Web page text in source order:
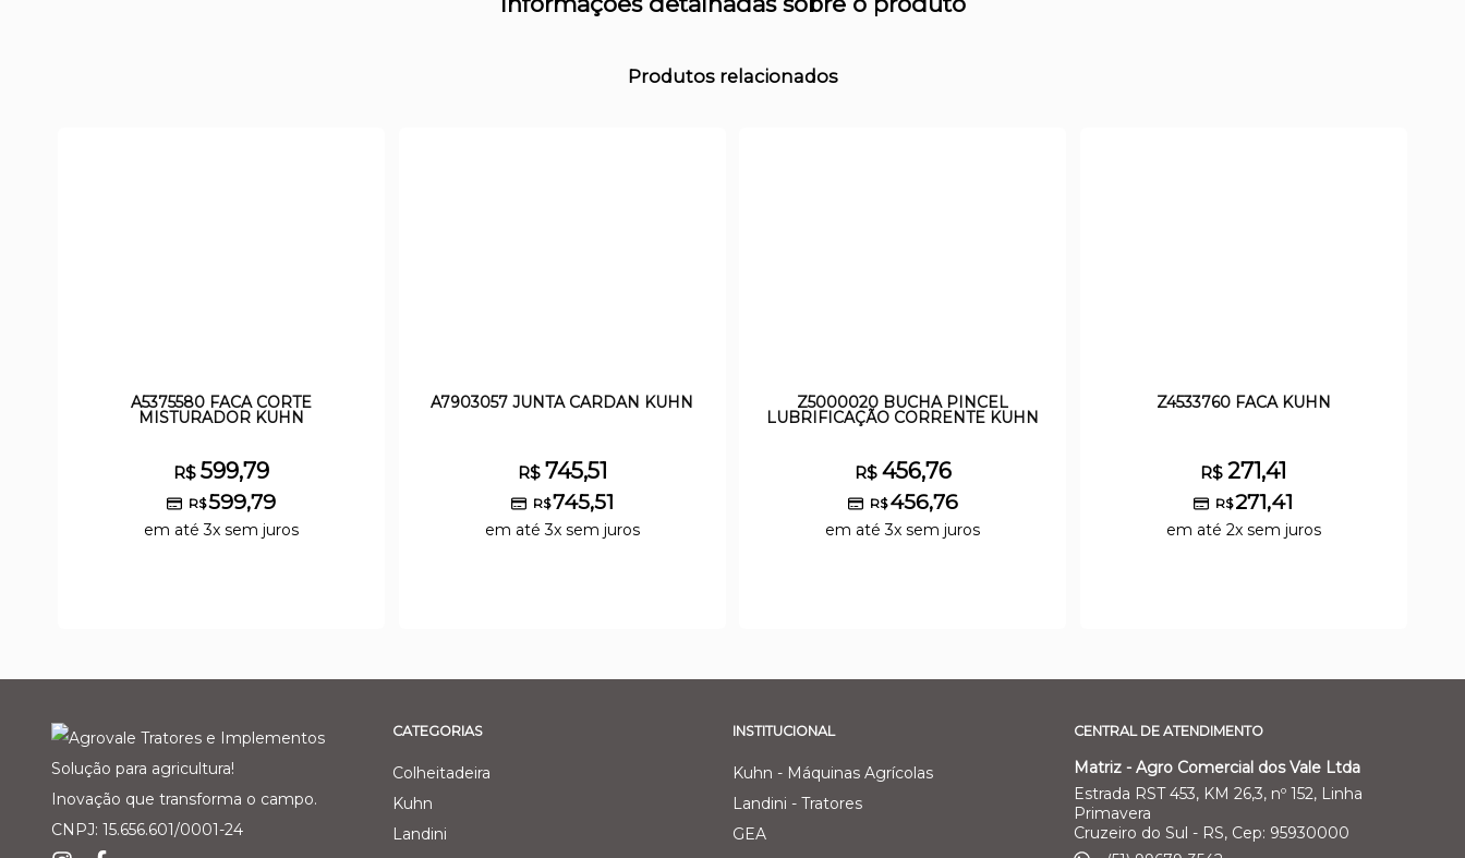
Produtos relacionados
A5375580 FACA CORTE
MISTURADOR KUHN
R$599,79
R$599,79
em até 3x sem juros
A7903057 JUNTA CARDAN KUHN
R$ 745,51
R$745,51
em até 3x sem juros
Z5000020 BUCHA PINCEL
LUBRIFICAÇÃO CORRENTE KUHN
R$ 456,76
R$ 456,76
em até 3x sem juros
Z4533760 FACA KUHN
R$ 271,41
R$271,41
em até 2x sem juros
Solução para agricultura!
Inovação que transforma o campo.
CNPJ: 15.656.601/0001-24
CATEGORIAS
Colheitadeira
Kuhn
Landini
INSTITUCIONAL
Kuhn - Máquinas Agrícolas
Landini - Tratores
GEA
CENTRAL DE ATENDIMENTO
Matriz - Agro Comercial dos Vale Ltda
Estrada RST 453, KM 26,3, nº 152, Linha
Primavera
Cruzeiro do Sul - RS, Cep: 95930000